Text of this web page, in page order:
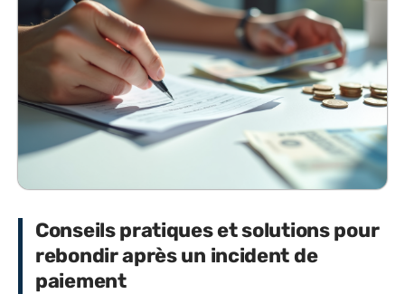
Conseils pratiques et solutions pour
rebondir après un incident de
paiement